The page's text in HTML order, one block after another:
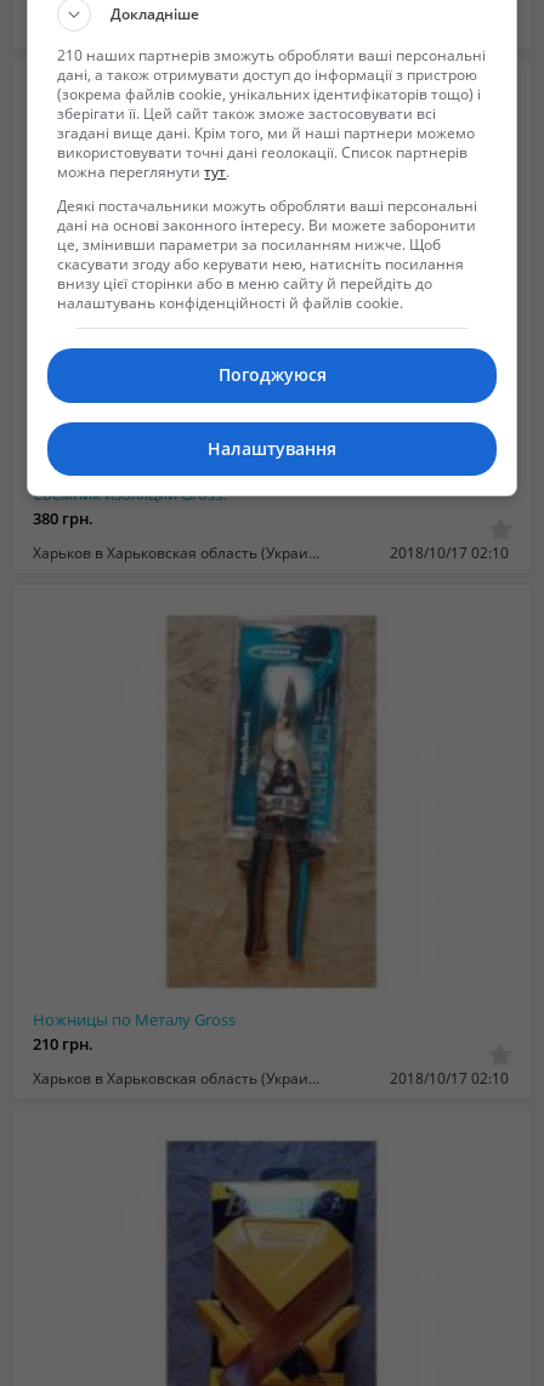
Ирпень в Киевская область (Украина)
Сьемник изоляции Gross.
380 грн.
Харьков в Харьковская область (Украина) 2018/10/17 02:10
Ножницы по Металу Gross
210 грн.
Харьков в Харьковская область (Украина) 2018/10/17 02:10
Докладніше
210 наших партнерів зможуть обробляти ваші персональні
дані, а також отримувати доступ до інформації з пристрою
(зокрема файлів cookie, унікальних ідентифікаторів тощо) і
зберігати її. Цей сайт також зможе застосовувати всі
згадані вище дані. Крім того, ми й наші партнери можемо
використовувати точні дані геолокації. Список партнерів
можна переглянутитут.
Деякі постачальники можуть обробляти ваші персональні
дані на основі законного інтересу. Ви можете заборонити
це, змінивши параметри за посиланням нижче. Щоб
скасувати згоду або керувати нею, натисніть посилання
внизу цієї сторінки або в меню сайту й перейдіть до
налаштувань конфіденційності й файлів cookie.
Погоджуюся
Налаштування